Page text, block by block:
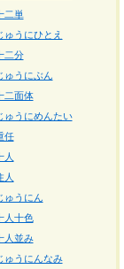
二単
ゅうにひとえ
二分
ゅうにぶん
二面体
ゅうにめんたい
任
人
人
ゅうにん
人十色
人並み
ゅうにんなみ